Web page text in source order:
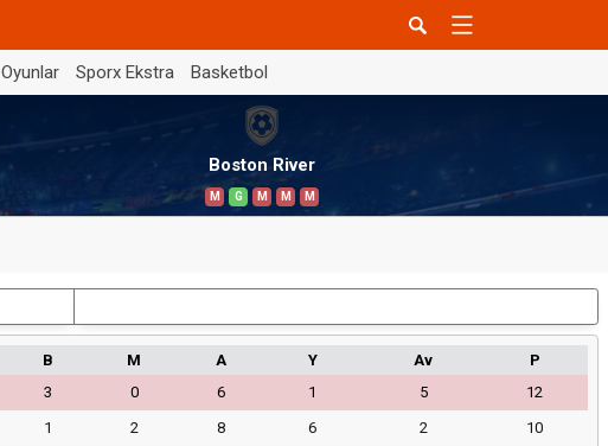
Sporx Ekstra Basketbol
Boston River
M G M M M
B M A Y Av
P
3 0 6 1 5
12
1 2 8 6 2
10